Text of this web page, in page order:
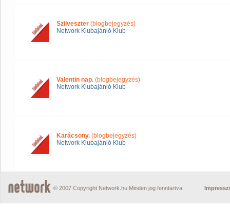
Szilveszter (blogbejegyzés)
Network Klubajánló Klub
Valentin nap. (blogbejegyzés)
Network Klubajánló Klub
Karácsony. (blogbejegyzés)
Network Klubajánló Klub
© 2007 Copyright Network.hu Minden jog fenntartva.